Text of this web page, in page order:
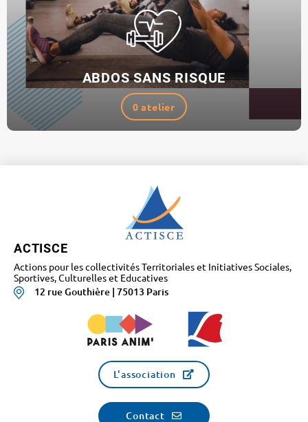
ABDOS SANS RISQUE
0 atelier
ACTISCE
Actions pour les collectivités Territoriales et Initiatives Sociales,
Sportives, Culturelles et Educatives
12 rue Gouthière | 75013 Paris
L'association
Contact